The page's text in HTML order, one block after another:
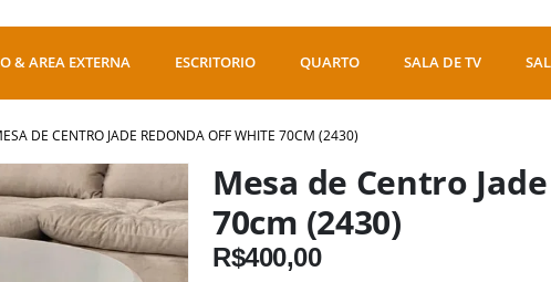
& AREA EXTERNA ESCRITORIO QUARTO SALA DE TV
DE CENTRO JADE REDONDA OFF WHITE 70CM (2430)
Mesa de Centro
70cm (2430)
R$400,00